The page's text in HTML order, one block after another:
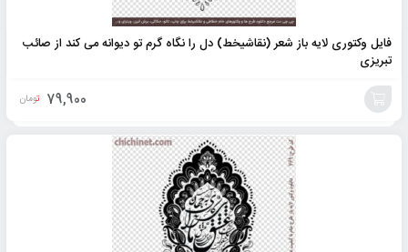
فایل وکتوری لایه باز شعر (نقاشیخط) دل را نگاه گرم تو دیوانه می کند از صائب
تبریزی
79,900 تومان